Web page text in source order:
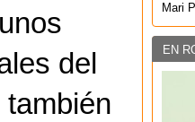
del
Mari
EN